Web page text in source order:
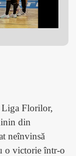
Florilor,
din
neînvinsă
o victorie într-o